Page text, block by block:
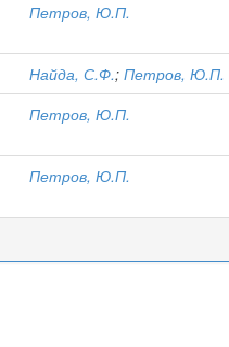
Петров, Ю.П.
Найда, С.Ф.; Петров, Ю.П.
Петров, Ю.П.
Петров, Ю.П.